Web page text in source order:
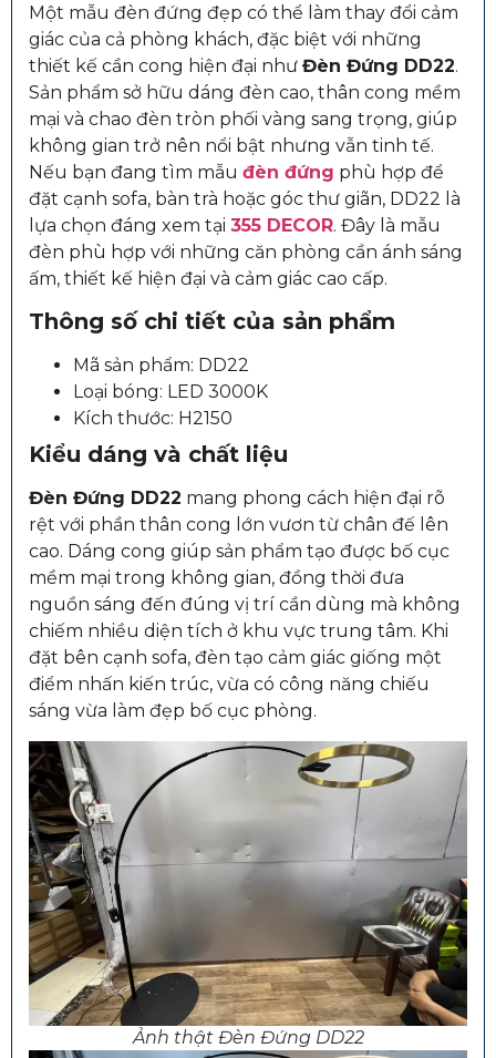
Một mẫu đèn đứng đẹp có thể làm thay đổi cảm
giác của cả phòng khách, đặc biệt với những
thiết kế cần cong hiện đại như Đèn Đứng DD22.
Sản phẩm sở hữu dáng đèn cao, thân cong mềm
mại và chao đèn tròn phối vàng sang trọng, giúp
không gian trở nên nổi bật nhưng vẫn tinh tế.
Nếu bạn đang tìm mẫu đèn đứng phù hợp để
đặt cạnh sofa, bàn trà hoặc góc thư giãn, DD22 là
lựa chọn đáng xem tại 355 DECOR. Đây là mẫu
đèn phù hợp với những căn phòng cần ánh sáng
ấm, thiết kế hiện đại và cảm giác cao cấp.
Thông số chi tiết của sản phẩm
Mã sản phẩm: DD22
Loại bóng: LED 3000K
Kích thước: H2150
Kiểu dáng và chất liệu
Đèn Đứng DD22 mang phong cách hiện đại rõ
rệt với phần thân cong lớn vươn từ chân đế lên
cao. Dáng cong giúp sản phẩm tạo được bố cục
mềm mại trong không gian, đồng thời đưa
nguồn sáng đến đúng vị trí cần dùng mà không
chiếm nhiều diện tích ở khu vực trung tâm. Khi
đặt bên cạnh sofa, đèn tạo cảm giác giống một
điểm nhấn kiến trúc, vừa có công năng chiếu
sáng vừa làm đẹp bố cục phòng.
Ảnh thật Đèn Đứng DD22